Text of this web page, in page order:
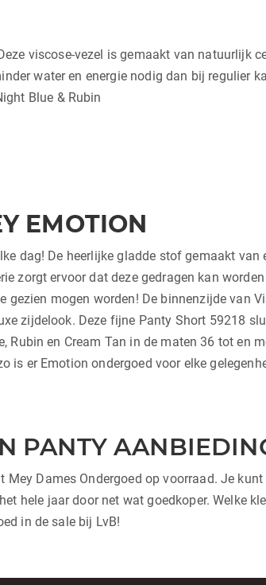
viscose-vezel is gemaakt van natuurlijk
water en energie nodig dan bij regulier
Blue & Rubin
EMOTION
dag! De heerlijke gladde stof gemaakt
zorgt ervoor dat deze gedragen kan
mogen worden! De binnenzijde van
zijdelook. Deze fijne Panty Short 59218
en Cream Tan in de maten 36 tot en
is er Emotion ondergoed voor elke
PANTY
Dames Ondergoed op voorraad. Je
hele jaar door net wat goedkoper. Welke
in de sale bij LvB!